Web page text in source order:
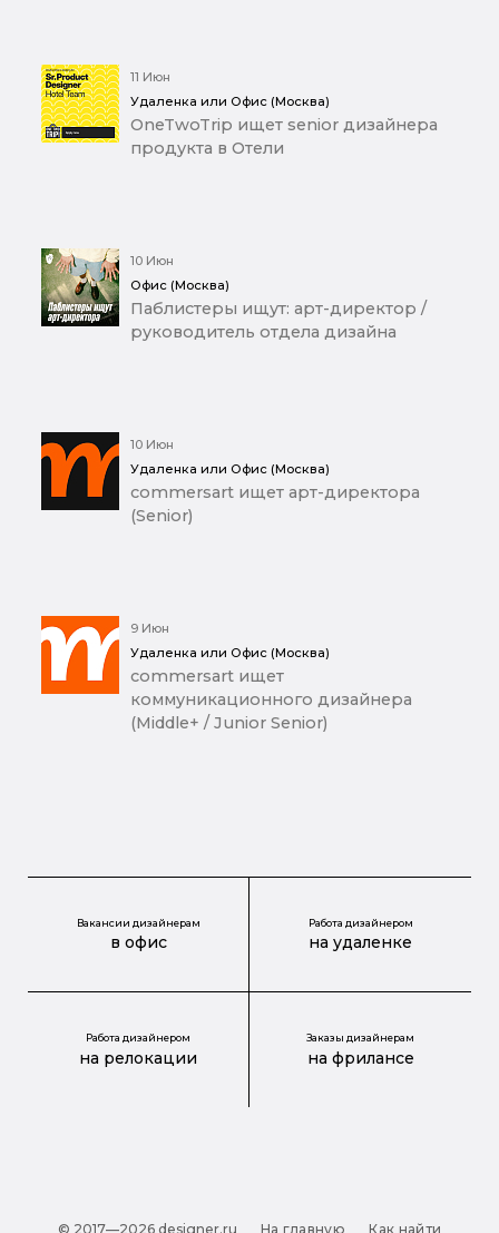
11 Июн
Удаленка или Офис (Москва)
OneTwoTrip ищет senior дизайнера
продукта в Отели
10 Июн
Офис (Москва)
Паблистеры ищут: арт-директор /
руководитель отдела дизайна
10 Июн
Удаленка или Офис (Москва)
commersart ищет арт-директора
(Senior)
9 Июн
Удаленка или Офис (Москва)
commersart ищет
коммуникационного дизайнера
(Middle+ / Junior Senior)
Вакансии дизайнерам
в офис
Работа дизайнером
на удаленке
Работа дизайнером
на релокации
Заказы дизайнерам
на фрилансе
© 2017—2026 designer.ru На главную Как найти